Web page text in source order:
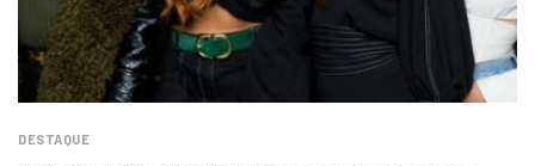
DESTAQUE